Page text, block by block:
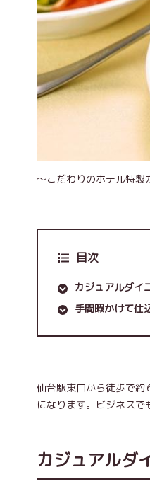
～こだわりのホテル特製
目次
カジュアルダイ
手間暇かけて仕
仙台駅東口から徒歩で
になります。ビジネスで
カジュアルダ